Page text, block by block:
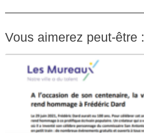
Vous aimerez peut-être :